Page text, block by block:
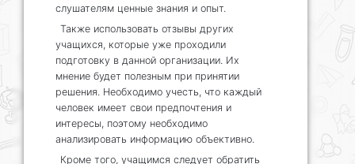
слушателям ценные знания и опыт.
Также использовать отзывы других
учащихся, которые уже проходили
подготовку в данной организации. Их
мнение будет полезным при принятии
решения. Необходимо учесть, что каждый
человек имеет свои предпочтения и
интересы, поэтому необходимо
анализировать информацию объективно.
Кроме того, учащимся следует обратить